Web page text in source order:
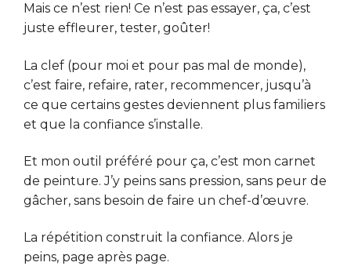
Mais ce n’est rien! Ce n’est pas essayer, ça, c’est
juste effleurer, tester, goûter!
La clef (pour moi et pour pas mal de monde),
c’est faire, refaire, rater, recommencer, jusqu’à
ce que certains gestes deviennent plus familiers
et que la confiance s’installe.
Et mon outil préféré pour ça, c’est mon carnet
de peinture. J’y peins sans pression, sans peur de
gâcher, sans besoin de faire un chef-d’œuvre.
La répétition construit la confiance. Alors je
peins, page après page.